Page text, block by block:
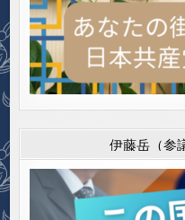
伊藤岳（参